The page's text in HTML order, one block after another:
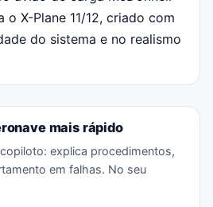
o X-Plane 11/12, criado com
do sistema e no realismo
mais rápido
explica procedimentos,
em falhas. No seu